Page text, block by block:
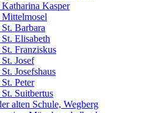
Kasper
Mittelmosel
Barbara
Elisabeth
Franziskus
Josef
Josefshaus
Peter
Suitbertus
alten Schule, Wegberg